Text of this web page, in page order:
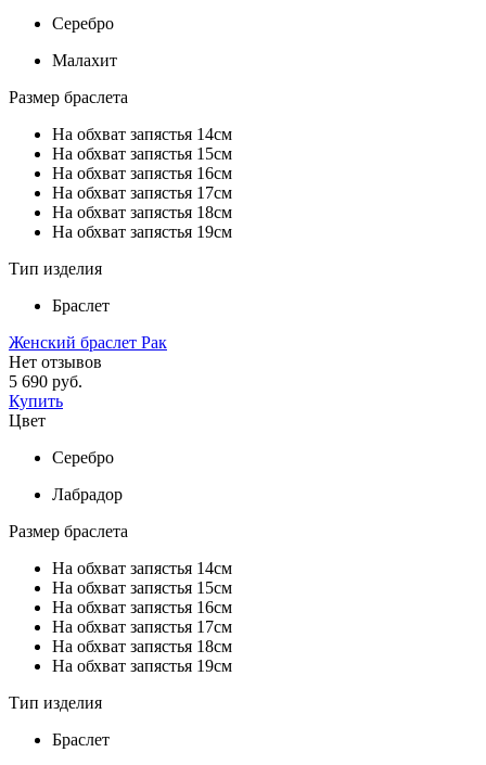
Серебро
Малахит
Размер браслета
На обхват запястья 14см
На обхват запястья 15см
На обхват запястья 16см
На обхват запястья 17см
На обхват запястья 18см
На обхват запястья 19см
Тип изделия
Браслет
Женский браслет Рак
Нет отзывов
5 690 руб.
Купить
Цвет
Серебро
Лабрадор
Размер браслета
На обхват запястья 14см
На обхват запястья 15см
На обхват запястья 16см
На обхват запястья 17см
На обхват запястья 18см
На обхват запястья 19см
Тип изделия
Браслет